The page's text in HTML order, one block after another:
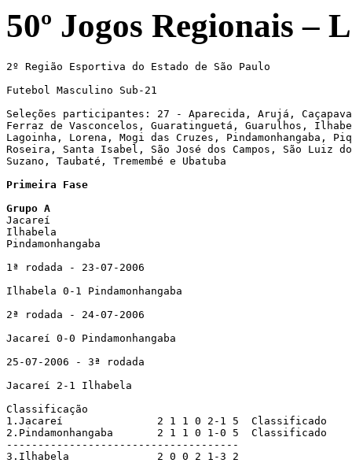
50º Jogos Regionais –
2º Região Esportiva do Estado de São Paulo
Futebol Masculino Sub-21
Seleções participantes: 27 - Aparecida, Arujá,
Ferraz de Vasconcelos, Guaratinguetá, Guarulhos,
Lagoinha, Lorena, Mogi das Cruzes, Pindamonhangaba,
Roseira, Santa Isabel, São José dos Campos, São Luiz
Suzano, Taubaté, Tremembé e Ubatuba
Primeira Fase
Grupo A
Jacareí
Ilhabela
Pindamonhangaba
1ª rodada - 23-07-2006
Ilhabela 0-1 Pindamonhangaba
2ª rodada - 24-07-2006
Jacareí 0-0 Pindamonhangaba
25-07-2006 - 3ª rodada
Jacareí 2-1 Ilhabela
Classificação
1.Jacareí               2 1 1 0 2-1 5  Classificado
2.Pindamonhangaba       2 1 1 0 1-0 5  Classificado
-------------------------------------
3.Ilhabela              2 0 0 2 1-3 2